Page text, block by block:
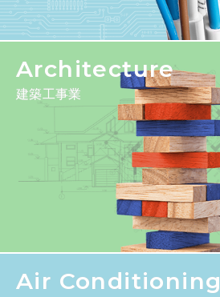
Architecture
建築工事業
Air Conditioning